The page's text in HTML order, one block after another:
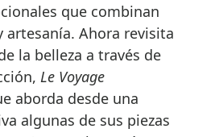
que combinan
artesanía. Ahora revisita
la belleza a través de
Le Voyage
aborda desde una
algunas de sus piezas